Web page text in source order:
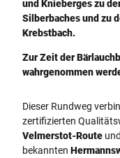
und Knieberges zu
Silberbaches und zu
Krebstbach.
Zur Zeit der
wahrgenommen
Dieser Rundweg
zertifizierten
Velmerstot-Route
bekannten